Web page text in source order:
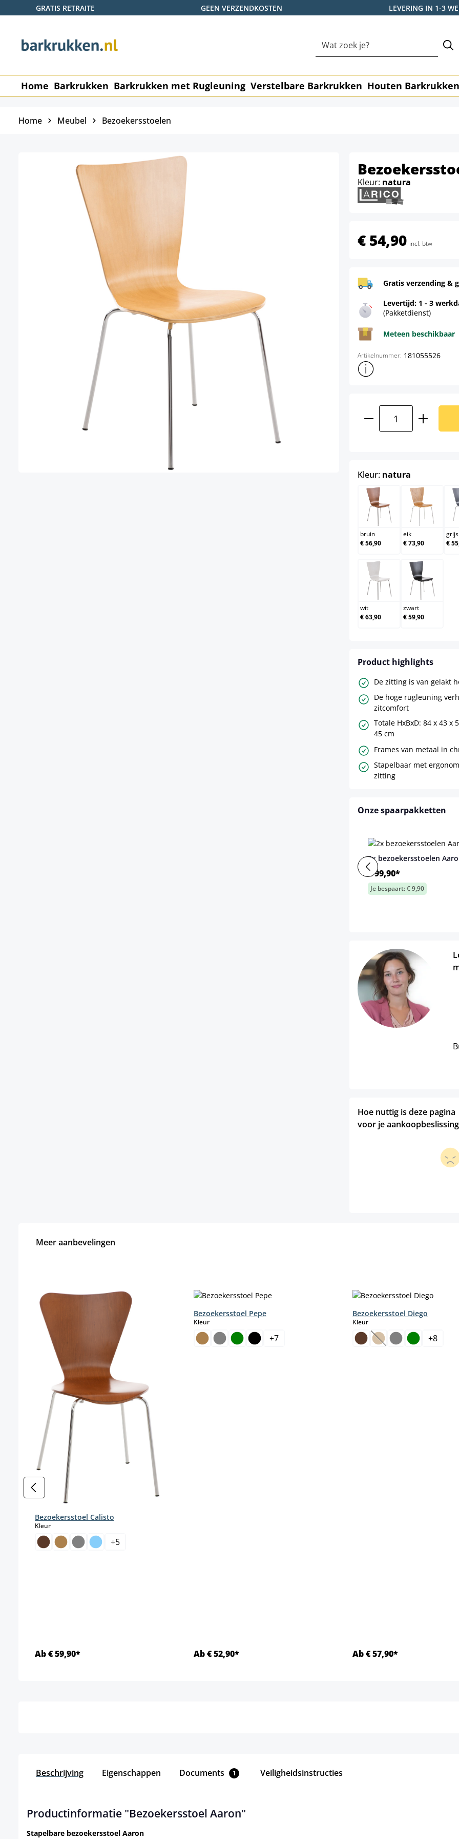
de hoofdinhoud
Ga naar de zoekopdracht
Ga naar de hoofdnavigatie
GRATIS RETRAITE GEEN VERZENDKOSTEN LEVERING IN 1-3
Home Barkrukken Barkrukken met Rugleuning Verstelbare Barkrukken Houten Barkrukken
Home Meubel Bezoekersstoelen
Kleur: natura
€ 54,90 incl. btw
Gratis verzending &
Levertijd: 1 - 3
(Pakketdienst)
Meteen beschikbaar
Artikelnummer: 181055526
Toon meer productinformatie
Kleur: natura
bruin
bruin
€ 56,90
eik
eik
€ 73,90
grijs
€
wit
wit
€ 63,90
zwart
zwart
€ 59,90
Product highlights
De zitting is van gelakt
De hoge rugleuning
zitcomfort
Totale HxBxD: 84 x 43 x
45 cm
Frames van metaal in
Stapelbaar met
zitting
Onze spaarpakketten
2x bezoekersstoelen
€ 99,90*
Je bespaart: € 9,90
Hoe nuttig is deze pagina
voor je
Meer aanbevelingen
Bezoekersstoel Calisto
Kleurselect
+5
Ab € 59,90*
Bezoekersstoel Pepe
Kleurselect
+7
Ab € 52,90*
Bezoekersstoel Diego
Kleurselect
(Deze optie is +8
Ab € 57,90*
Beschrijving Eigenschappen Documents 1 Veiligheidsinstructies
Productinformatie "Bezoekersstoel Aaron"
Stapelbare bezoekersstoel Aaron